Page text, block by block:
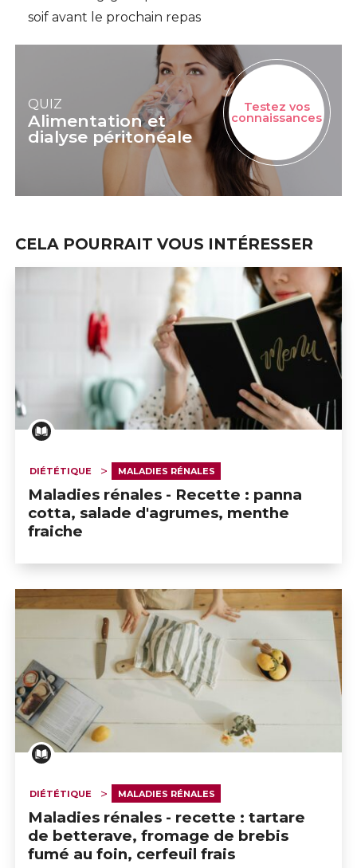
soif avant le prochain repas
QUIZ
Alimentation et
dialyse péritonéale
Testez vos
connaissances
CELA POURRAIT VOUS INTÉRESSER
DIÉTÉTIQUE MALADIES RÉNALES
Maladies rénales - Recette : panna
cotta, salade d'agrumes, menthe
fraiche
DIÉTÉTIQUE MALADIES RÉNALES
Maladies rénales - recette : tartare
de betterave, fromage de brebis
fumé au foin, cerfeuil frais